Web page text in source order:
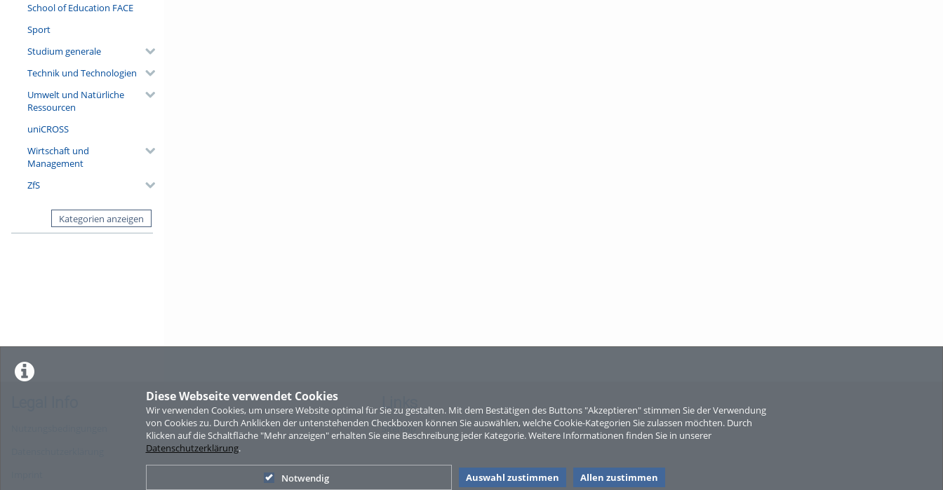
Diese Webseite verwendet Cookies
Wir verwenden Cookies, um unsere Website optimal für Sie zu gestalten. Mit dem Bestätigen des Buttons "Akzeptieren" stimmen Sie der Verwendung
von Cookies zu. Durch Anklicken der untenstehenden Checkboxen können Sie auswählen, welche Cookie-Kategorien Sie zulassen möchten. Durch
Klicken auf die Schaltfläche "Mehr anzeigen" erhalten Sie eine Beschreibung jeder Kategorie. Weitere Informationen finden Sie in unserer
Datenschutzerklärung.
Notwendig Auswahl zustimmen Allen zustimmen
School of Education FACE
Sport
Studium generale
Technik und Technologien
Umwelt und Natürliche
Ressourcen
uniCROSS
Wirtschaft und
Management
ZfS
Kategorien anzeigen
Links
Sitemap